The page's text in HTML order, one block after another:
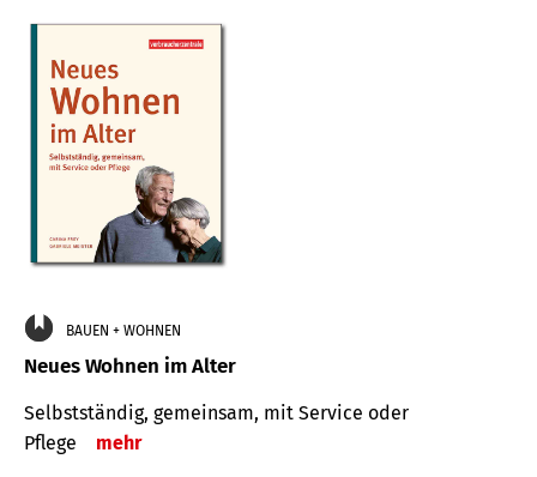
BAUEN + WOHNEN
Neues Wohnen im Alter
Selbstständig, gemeinsam, mit Service oder
Pflege
mehr